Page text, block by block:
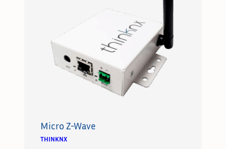
Micro Z-Wave
THINKNX